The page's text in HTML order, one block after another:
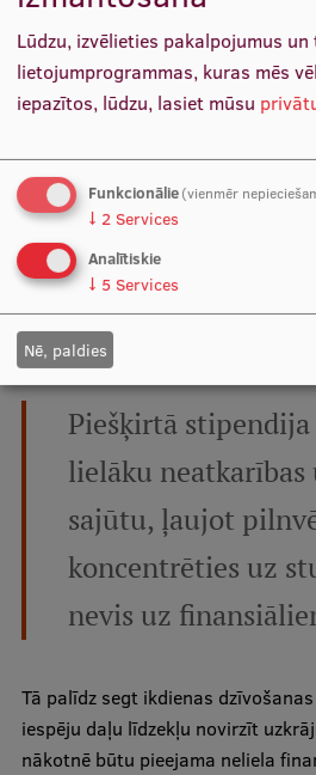
sajūtu, disciplīnu
domāšanu.
Kādēļ pieteicāties
palīdzēs jums studiju
Beatrise Gulbe:Stipendijai
studijas prasa ievērojamu laika,
ieguldījumu.
Piešķirtā
lielāku neatkarības
sajūtu, ļaujot
koncentrēties uz
nevis uz
Tā palīdz segt ikdienas
iespēju daļu līdzekļu novirzīt
nākotnē būtu pieejama neliela
Lūdzu, izvēlieties pakalpojumus
lietojumprogrammas, kuras mēs
iepazītos, lūdzu, lasiet mūsu
Funkcionālie(vienmēr
↓ 2 Services
Analītiskie
↓ 5 Services
Nē, paldies